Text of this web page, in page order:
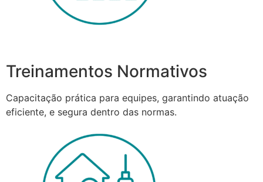
Treinamentos Normativos
Capacitação prática para equipes, garantindo atuação
eficiente, e segura dentro das normas.